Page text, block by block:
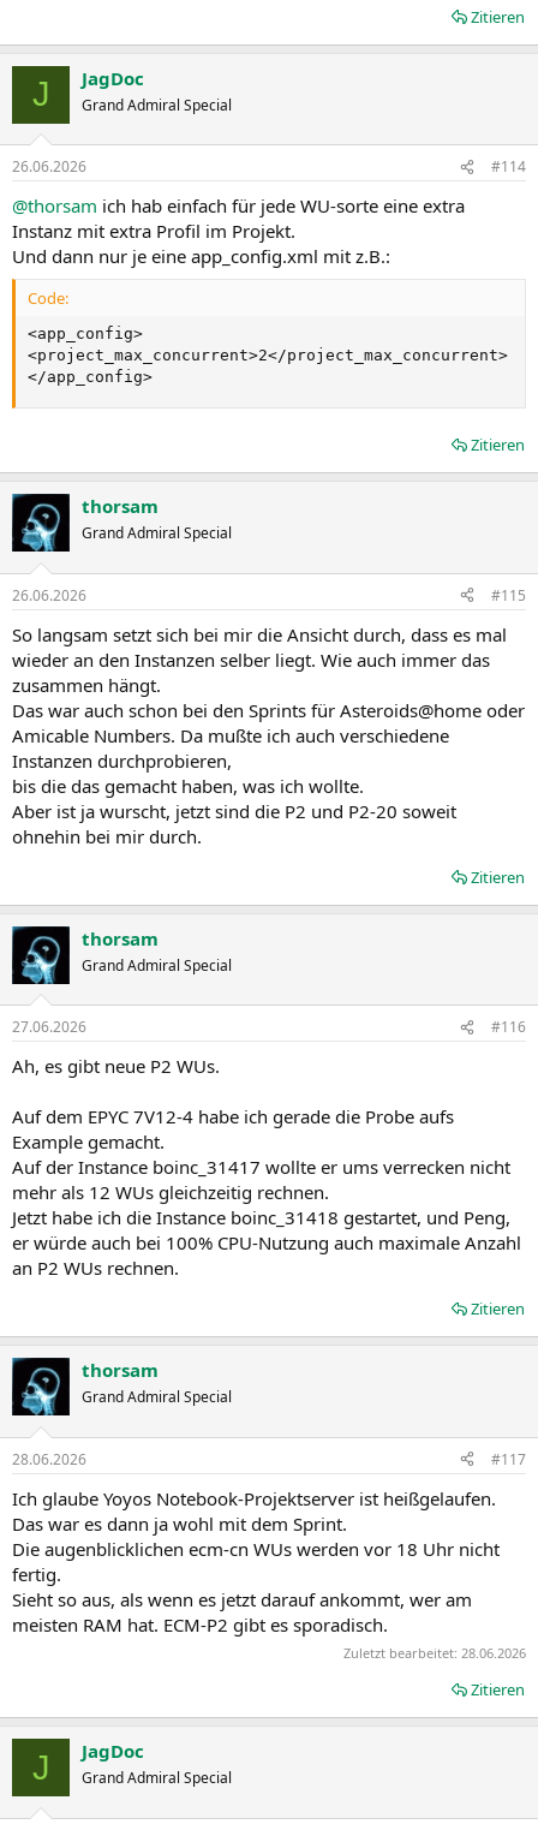
Zitieren
J JagDoc
Grand Admiral Special
26.06.2026 #114
@thorsam ich hab einfach für jede WU-sorte eine extra
Instanz mit extra Profil im Projekt.
Und dann nur je eine app_config.xml mit z.B.:
Code:
<app_config>
<project_max_concurrent>2</project_max_concurrent>
</app_config>
Zitieren
thorsam
Grand Admiral Special
26.06.2026 #115
So langsam setzt sich bei mir die Ansicht durch, dass es mal
wieder an den Instanzen selber liegt. Wie auch immer das
zusammen hängt.
Das war auch schon bei den Sprints für Asteroids@home oder
Amicable Numbers. Da mußte ich auch verschiedene
Instanzen durchprobieren,
bis die das gemacht haben, was ich wollte.
Aber ist ja wurscht, jetzt sind die P2 und P2-20 soweit
ohnehin bei mir durch.
Zitieren
thorsam
Grand Admiral Special
27.06.2026 #116
Ah, es gibt neue P2 WUs.
Auf dem EPYC 7V12-4 habe ich gerade die Probe aufs
Example gemacht.
Auf der Instance boinc_31417 wollte er ums verrecken nicht
mehr als 12 WUs gleichzeitig rechnen.
Jetzt habe ich die Instance boinc_31418 gestartet, und Peng,
er würde auch bei 100% CPU-Nutzung auch maximale Anzahl
an P2 WUs rechnen.
Zitieren
thorsam
Grand Admiral Special
28.06.2026 #117
Ich glaube Yoyos Notebook-Projektserver ist heißgelaufen.
Das war es dann ja wohl mit dem Sprint.
Die augenblicklichen ecm-cn WUs werden vor 18 Uhr nicht
fertig.
Sieht so aus, als wenn es jetzt darauf ankommt, wer am
meisten RAM hat. ECM-P2 gibt es sporadisch.
Zuletzt bearbeitet: 28.06.2026
Zitieren
J JagDoc
Grand Admiral Special